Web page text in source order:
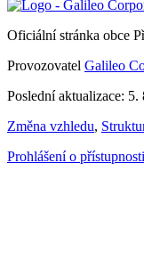
Oficiální stránka obce
Provozovatel Galileo
Poslední aktualizace: 5.
Změna vzhledu,
Prohlášení o přístupnosti